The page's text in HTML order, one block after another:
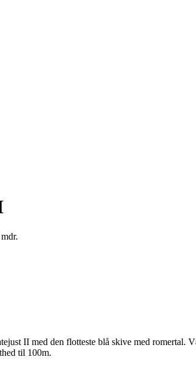
II med den flotteste blå skive med romertal.
til 100m.